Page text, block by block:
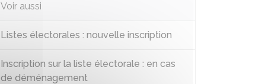
Voir aussi
Listes électorales : nouvelle inscription
Inscription sur la liste électorale : en cas
de déménagement